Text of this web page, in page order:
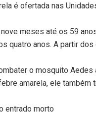
é ofertada nas
meses até os 59
quatro anos. A partir dos
o mosquito
amarela, ele também
entrado morto